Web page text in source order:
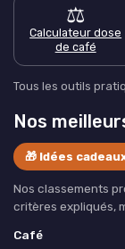
⚖️
Calculateur dose
de café
Tous les outils
Nos
🎁 Idées
Nos classements
critères expliqués,
Café